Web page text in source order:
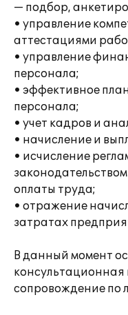
— подбор,
• управление
аттестациями
• управление
персонала;
• эффективное
персонала;
• учет кадров и
• начисление и
• исчисление
оплаты труда;
• отражение
затратах
В данный момент
сопровождение по